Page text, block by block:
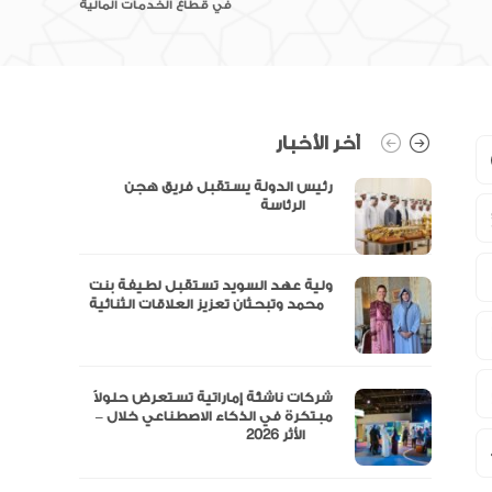
في قطاع الخدمات المالية
آخر الأخبار
رئيس الدولة يستقبل فريق هجن
ولية عهد السويد تستقبل لطيفة بنت
شركات ناشئة إماراتية تستعرض حلولاً
مبتكرة في الذكاء الاصطناعي خلال –